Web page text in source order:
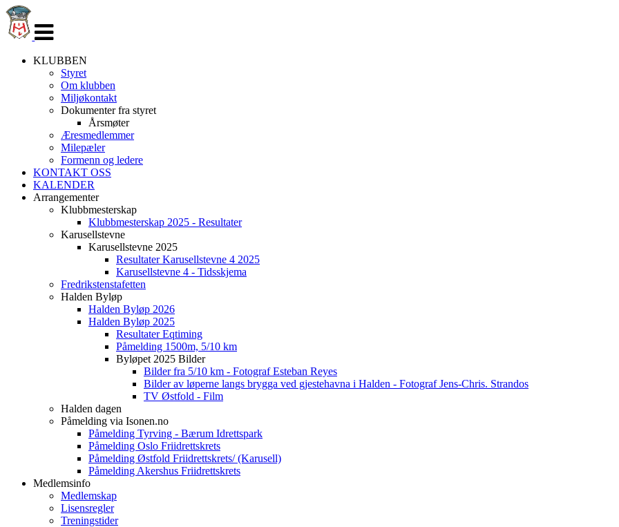
navigasjon
KLUBBEN
Styret
Om klubben
Miljøkontakt
Dokumenter fra styret
Årsmøter
Æresmedlemmer
Milepæler
Formenn og ledere
KONTAKT OSS
KALENDER
Arrangementer
Klubbmesterskap
Klubbmesterskap 2025 - Resultater
Karusellstevne
Karusellstevne 2025
Resultater Karusellstevne 4 2025
Karusellstevne 4 - Tidsskjema
Fredrikstenstafetten
Halden Byløp
Halden Byløp 2026
Halden Byløp 2025
Resultater Eqtiming
Påmelding 1500m, 5/10 km
Byløpet 2025 Bilder
Bilder fra 5/10 km - Fotograf Esteban Reyes
Bilder av løperne langs brygga ved gjestehavna i Halden - Fotograf Jens-Chris. Strandos
TV Østfold - Film
Halden dagen
Påmelding via Isonen.no
Påmelding Tyrving - Bærum Idrettspark
Påmelding Oslo Friidrettskrets
Påmelding Østfold Friidrettskrets/ (Karusell)
Påmelding Akershus Friidrettskrets
Medlemsinfo
Medlemskap
Lisensregler
Treningstider